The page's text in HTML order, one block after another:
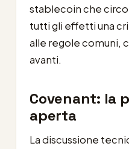
stablecoin che
tutti gli effetti una
alle regole comuni,
avanti.
Covenant: la
aperta
La discussione